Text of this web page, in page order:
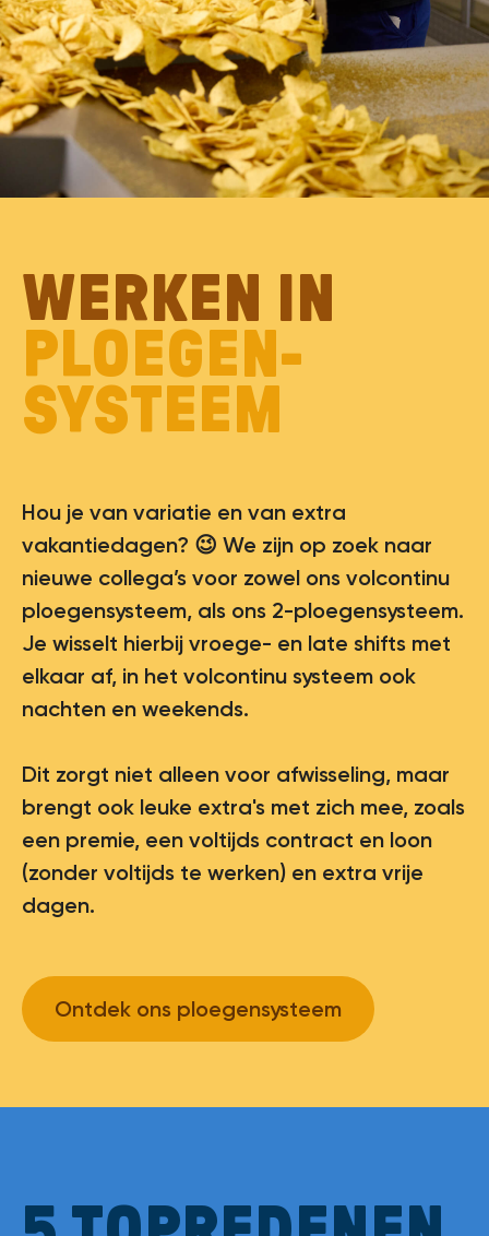
WERKEN IN
PLOEGEN­
SYSTEEM
Hou je van variatie en van extra
vakantiedagen? 😉 We zijn op zoek naar
nieuwe collega’s voor zowel ons volcontinu
ploegensysteem, als ons 2-ploegensysteem.
Je wisselt hierbij vroege- en late shifts met
elkaar af, in het volcontinu systeem ook
nachten en weekends.
Dit zorgt niet alleen voor afwisseling, maar
brengt ook leuke extra's met zich mee, zoals
een premie, een voltijds contract en loon
(zonder voltijds te werken) en extra vrije
dagen.
Ontdek ons ploegensysteem